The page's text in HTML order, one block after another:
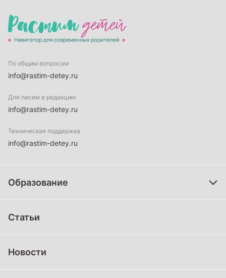
По общим вопросам
info@rastim-detey.ru
Для писем в редакцию
info@rastim-detey.ru
Техническая поддержка
info@rastim-detey.ru
Образование
Статьи
Новости